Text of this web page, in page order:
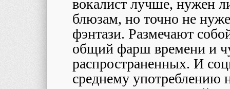
вокалист лучше, нужен
блюзам, но точно не
фэнтази. Размечают
общий фарш времени и
распространенных. И
среднему употреблению